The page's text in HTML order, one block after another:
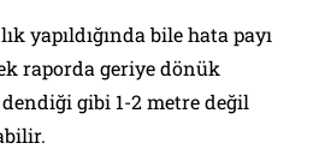
yapıldığında bile hata payı
raporda geriye dönük
gibi 1-2 metre değil